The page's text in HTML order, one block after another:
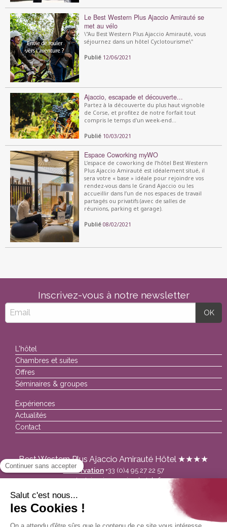
Le Best Western Plus Ajaccio Amirauté se
met au vélo
\"Au Best Western Plus Ajaccio Amirauté, vous
séjournez dans un hôtel Cyclotourisme\"
Publié 12/06/2021
Ajaccio, escapade et découverte...
Partez à la découverte du plus haut vignoble
de Corse, et profitez de notre forfait tout
compris le temps d'un week-end...
Publié 10/03/2021
Espace Coworking myWO
L’espace de coworking de l’hôtel Best Western
Plus Ajaccio Amirauté est idéalement situé, il
sera votre « base » idéale pour rejoindre vos
rendez-vous dans le Grand Ajaccio ou les
accueillir dans l’un de nos espaces de travail
partagés ou privatifs (avec de salles de
réunions, parking et garage).
Publié 08/02/2021
Inscrivez-vous à notre newsletter
L'hôtel
Chambres et suites
Offres
Séminaires & groupes
Expériences
Actualités
Contact
Best Western Plus Ajaccio Amirauté Hôtel ★★★★
Réservation +33 (0)4 95 27 22 57
contactajaccio@corsica-hotels.fr
+33 (0)4 95 27 99 60
commercialajaccio@corsica-hotels.fr